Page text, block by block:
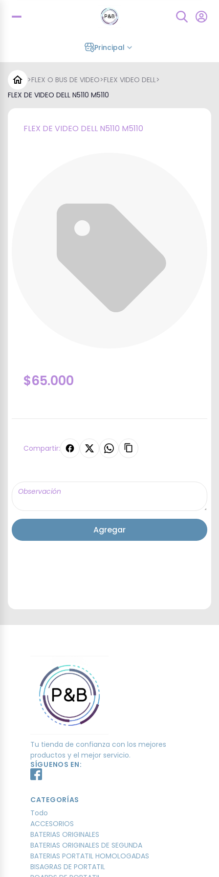
Principal
>FLEX O BUS DE VIDEO>FLEX VIDEO DELL>
FLEX DE VIDEO DELL N5110 M5110
FLEX DE VIDEO DELL N5110 M5110
$65.000
Compartir:
Agregar
Tu tienda de confianza con los mejores
productos y el mejor servicio.
SÍGUENOS EN:
CATEGORÍAS
Todo
ACCESORIOS
BATERIAS ORIGINALES
BATERIAS ORIGINALES DE SEGUNDA
BATERIAS PORTATIL HOMOLOGADAS
BISAGRAS DE PORTATIL